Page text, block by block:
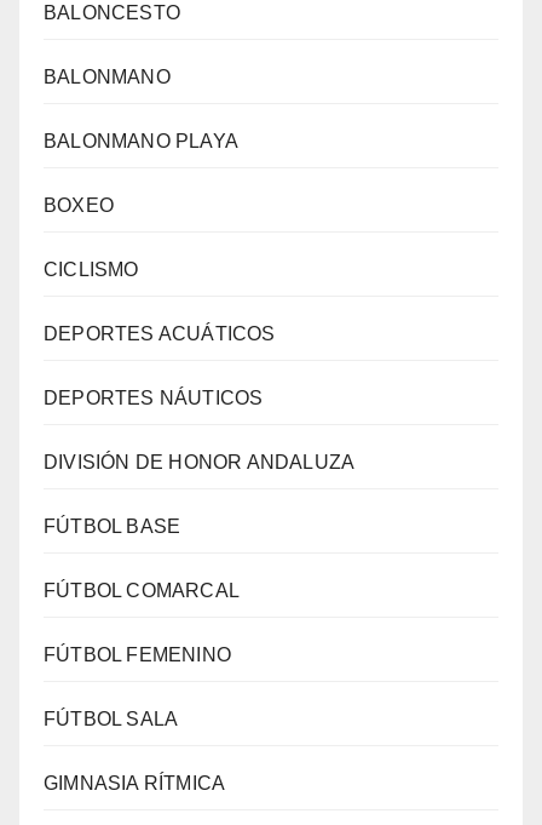
BALONCESTO
BALONMANO
BALONMANO PLAYA
BOXEO
CICLISMO
DEPORTES ACUÁTICOS
DEPORTES NÁUTICOS
DIVISIÓN DE HONOR ANDALUZA
FÚTBOL BASE
FÚTBOL COMARCAL
FÚTBOL FEMENINO
FÚTBOL SALA
GIMNASIA RÍTMICA